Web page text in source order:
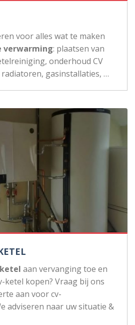
voor alles wat te maken
verwarming: plaatsen van
onderhoud CV
gasinstallaties, …
aan vervanging toe en
ketel kopen? Vraag bij ons
aan voor cv-
adviseren naar uw situatie &